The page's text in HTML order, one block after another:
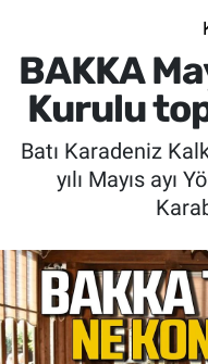
BAKKA
Kurulu
Batı Karadeniz
yılı Mayıs ayı
SAĞLIK